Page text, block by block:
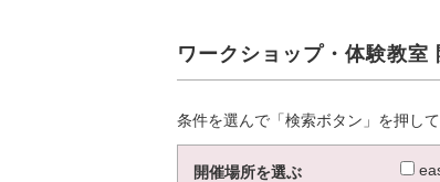
ワークショップ・体験教室
条件を選んで「検索ボタン」を押し
開催場所を選ぶ